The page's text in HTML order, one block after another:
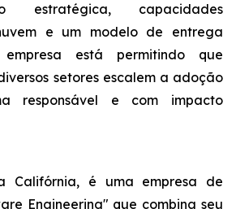
estratégica, capacidades
e um modelo de entrega
está permitindo que
setores escalem a adoção
responsável e com impacto
Califórnia, é uma empresa de
Engineering" que combina seu